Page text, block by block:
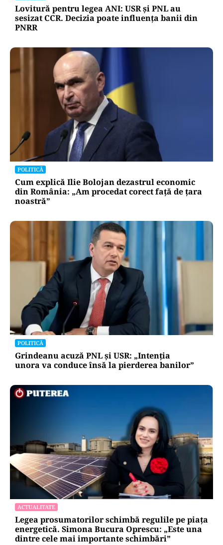
Lovitură pentru legea ANI: USR și PNL au
sesizat CCR. Decizia poate influența banii din
PNRR
POLITICĂ
Cum explică Ilie Bolojan dezastrul economic
din România: „Am procedat corect față de țara
noastră”
POLITICĂ
Grindeanu acuză PNL și USR: „Intenția
unora va conduce însă la pierderea banilor”
ACTUALITATE
Legea prosumatorilor schimbă regulile pe piața
energetică. Simona Bucura Oprescu: „Este una
dintre cele mai importante schimbări”